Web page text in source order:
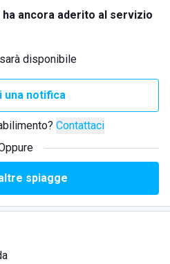
ancora aderito al servizio
disponibile
una notifica
Contattaci
spiagge